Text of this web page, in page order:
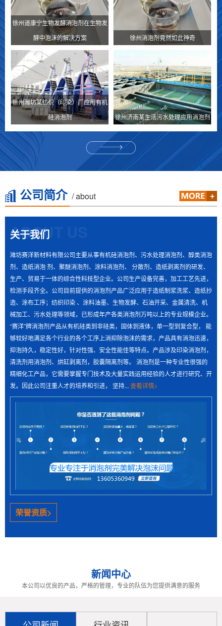
徐州道康宁生物发酵消泡剂在生物发
酵中泡沫的解决方案
徐州消泡剂竟然如此神奇
徐州潍坊某纺织（印染）厂应用有机
硅消泡剂
徐州济南某生活污水处理应用消泡剂
公司简介 / about
ABOUT US
关于我们
潍坊赛洋新材料有限公司主要从事有机硅消泡剂、污水处理消泡剂、醇类消泡
剂、造纸消泡 剂、聚醚消泡剂、涂料消泡剂、 分散剂、造纸剥离剂的研发、
生产、贸易于一体的综合性科技型企业。公司生产设备完善，加工工艺先进，
检测手段齐全。公司目前提供的消泡剂产品广泛应用于造纸制浆洗浆、造纸抄
造、涂布工序；纺织印染 、涂料油墨、生物发酵、石油开采、金属清洗、机
械加工、污水处理等领域，已形成年产各类消泡剂万吨以上的专业规模企业。
“赛洋”牌消泡剂产品从有机硅类到非硅类，固体到液体，单一型到复合型， 能
够较好地满足各个行业的各个工序上消抑除泡沫的需求，产品具有消泡迅速，
抑泡持久，稳定性好，针对性强、安全性能佳等特点。产品涉及印染消泡剂，
清洗剂用消泡剂、烘缸剥离剂，胶囊隔离剂等。 消泡剂是一种专业性很强的
精细化工产品，它需要掌握专门技术及大量实践运用经验的人才进行研究、开
发。因此公司注重人才的培养和引进， 坚持... 查看详情>
荣誉资质>
新闻中心
本公司以优良的产品，严格的管理，专业的队伍为您提供满意的服务
> 废水消泡剂，快速消除生化池顽固泡沫，防止溢流与菌胶团破坏，提升污水处理效率与出水水质
废水消泡剂是污水处理关键辅料，能快速消除生化池
顽固泡沫，防止溢流与菌胶团破坏，提升处理效率及水
质。生化池泡沫源于化学、生......
> 切削液生产泡沫泛滥？隐形杀手无需慌，消泡剂力挽狂澜轻松搞定
切削液生产中，原料与工艺致使泡沫泛滥，严重危害
产品质量、生产进度与成本，成为“隐形杀手”。传统除泡
方式效果不佳，而专业切......
> 5 种核心消泡剂检测方法你了解多少？这里有部分答案……
环保政策推动下水性体系产品发展，但易因表面活性
剂产生泡沫，普通消泡剂效果不佳且影响产品质量。无
色透明水性消泡剂成优选方案......
> 聚醚消泡剂的优缺点解析 工业应用适配性与改进方向
聚醚消泡剂凭借优异的抑泡性、稳定性和水溶性，广
泛应用于多个工业领域，尤其在强碱和高温环境下表现
> 脱模剂泡沫棘手？赛洋矿物油消泡剂帮你轻松解决！
在塑料、橡胶等制品生产中，脱模剂引发的泡沫问题
推出的矿物油消泡剂，通过快......